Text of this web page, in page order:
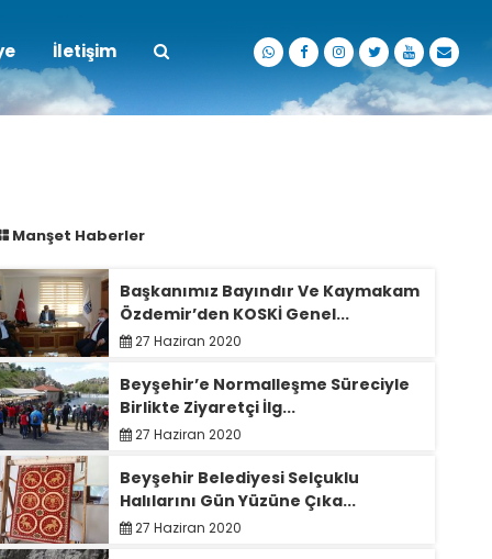
İletişim
Manşet Haberler
Başkanımız Bayındır Ve Kaymakam
Özdemir’den KOSKİ Genel...
27 Haziran 2020
Beyşehir’e Normalleşme Süreciyle
Birlikte Ziyaretçi İlg...
27 Haziran 2020
Beyşehir Belediyesi Selçuklu
Halılarını Gün Yüzüne Çıka...
27 Haziran 2020